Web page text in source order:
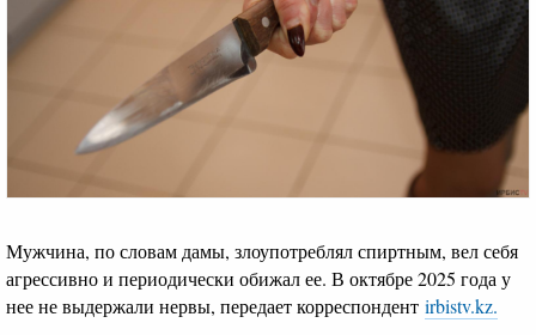
Мужчина, по словам дамы, злоупотреблял спиртным, вел себя
агрессивно и периодически обижал ее. В октябре 2025 года у
нее не выдержали нервы, передает корреспондент irbistv.kz.